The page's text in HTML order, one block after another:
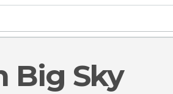
Big Sky